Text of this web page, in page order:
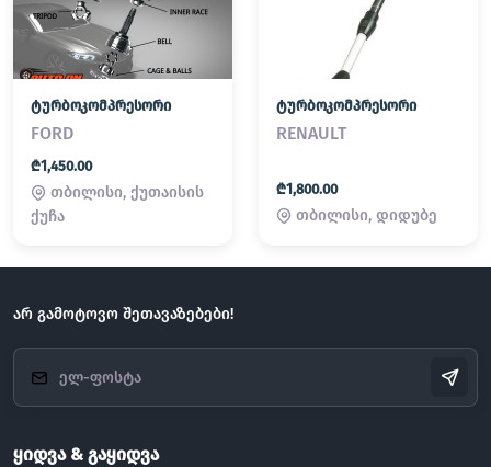
ტურბოკომპრესორი
FORD
₾1,450.00
თბილისი, ქუთაისის
ქუჩა
ტურბოკომპრესორი
RENAULT
₾1,800.00
თბილისი, დიდუბე
არ გამოტოვო შეთავაზებები!
ყიდვა & გაყიდვა